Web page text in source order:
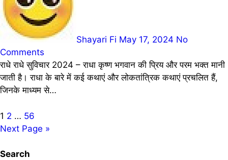
Shayari Fi May 17, 2024 No
Comments
राधे राधे सुविचार 2024 – राधा कृष्ण भगवान की प्रिय और परम भक्त मानी
जाती है। राधा के बारे में कई कथाएं और लोकतांत्रिक कथाएं प्रचलित हैं,
जिनके माध्यम से…
Posts
pagination
1 2 … 56
Next Page »
Search